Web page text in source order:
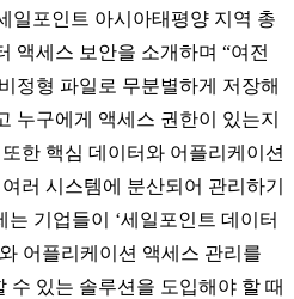
일포인트 아시아태평양 지역 총
액세스 보안을 소개하며 “여전
정형 파일로 무분별하게 저장해
누구에게 액세스 권한이 있는지
한 핵심 데이터와 어플리케이션
러 시스템에 분산되어 관리하기
기업들이 ‘세일포인트 데이터
어플리케이션 액세스 관리를
수 있는 솔루션을 도입해야 할 때